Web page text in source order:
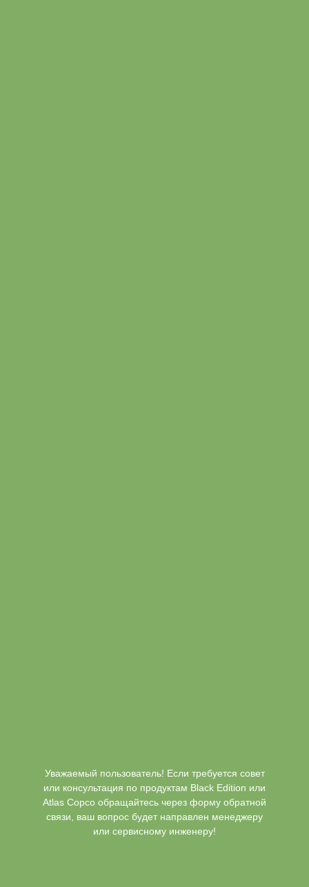
Уважаемый пользователь! Если требуется совет
или консультация по продуктам Black Edition или
Atlas Copco обращайтесь через форму обратной
связи, ваш вопрос будет направлен менеджеру
или сервисному инженеру!